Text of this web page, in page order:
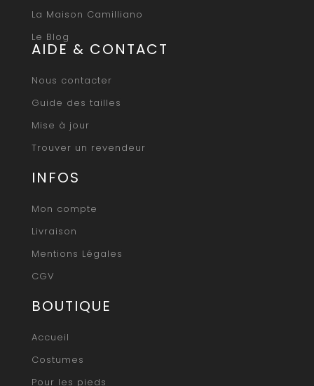
La Maison Camilliano
Le Blog
AIDE & CONTACT
Nous contacter
Guide des tailles
Mise à jour
Trouver un revendeur
INFOS
Mon compte
Livraison
Mentions Légales
CGV
BOUTIQUE
Accueil
Costumes
Pour les pieds